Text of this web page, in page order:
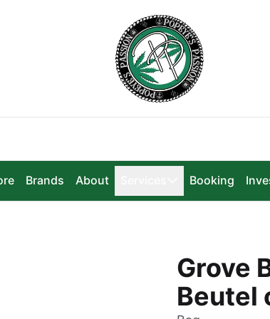
Brands About Booking
Grove
Beutel